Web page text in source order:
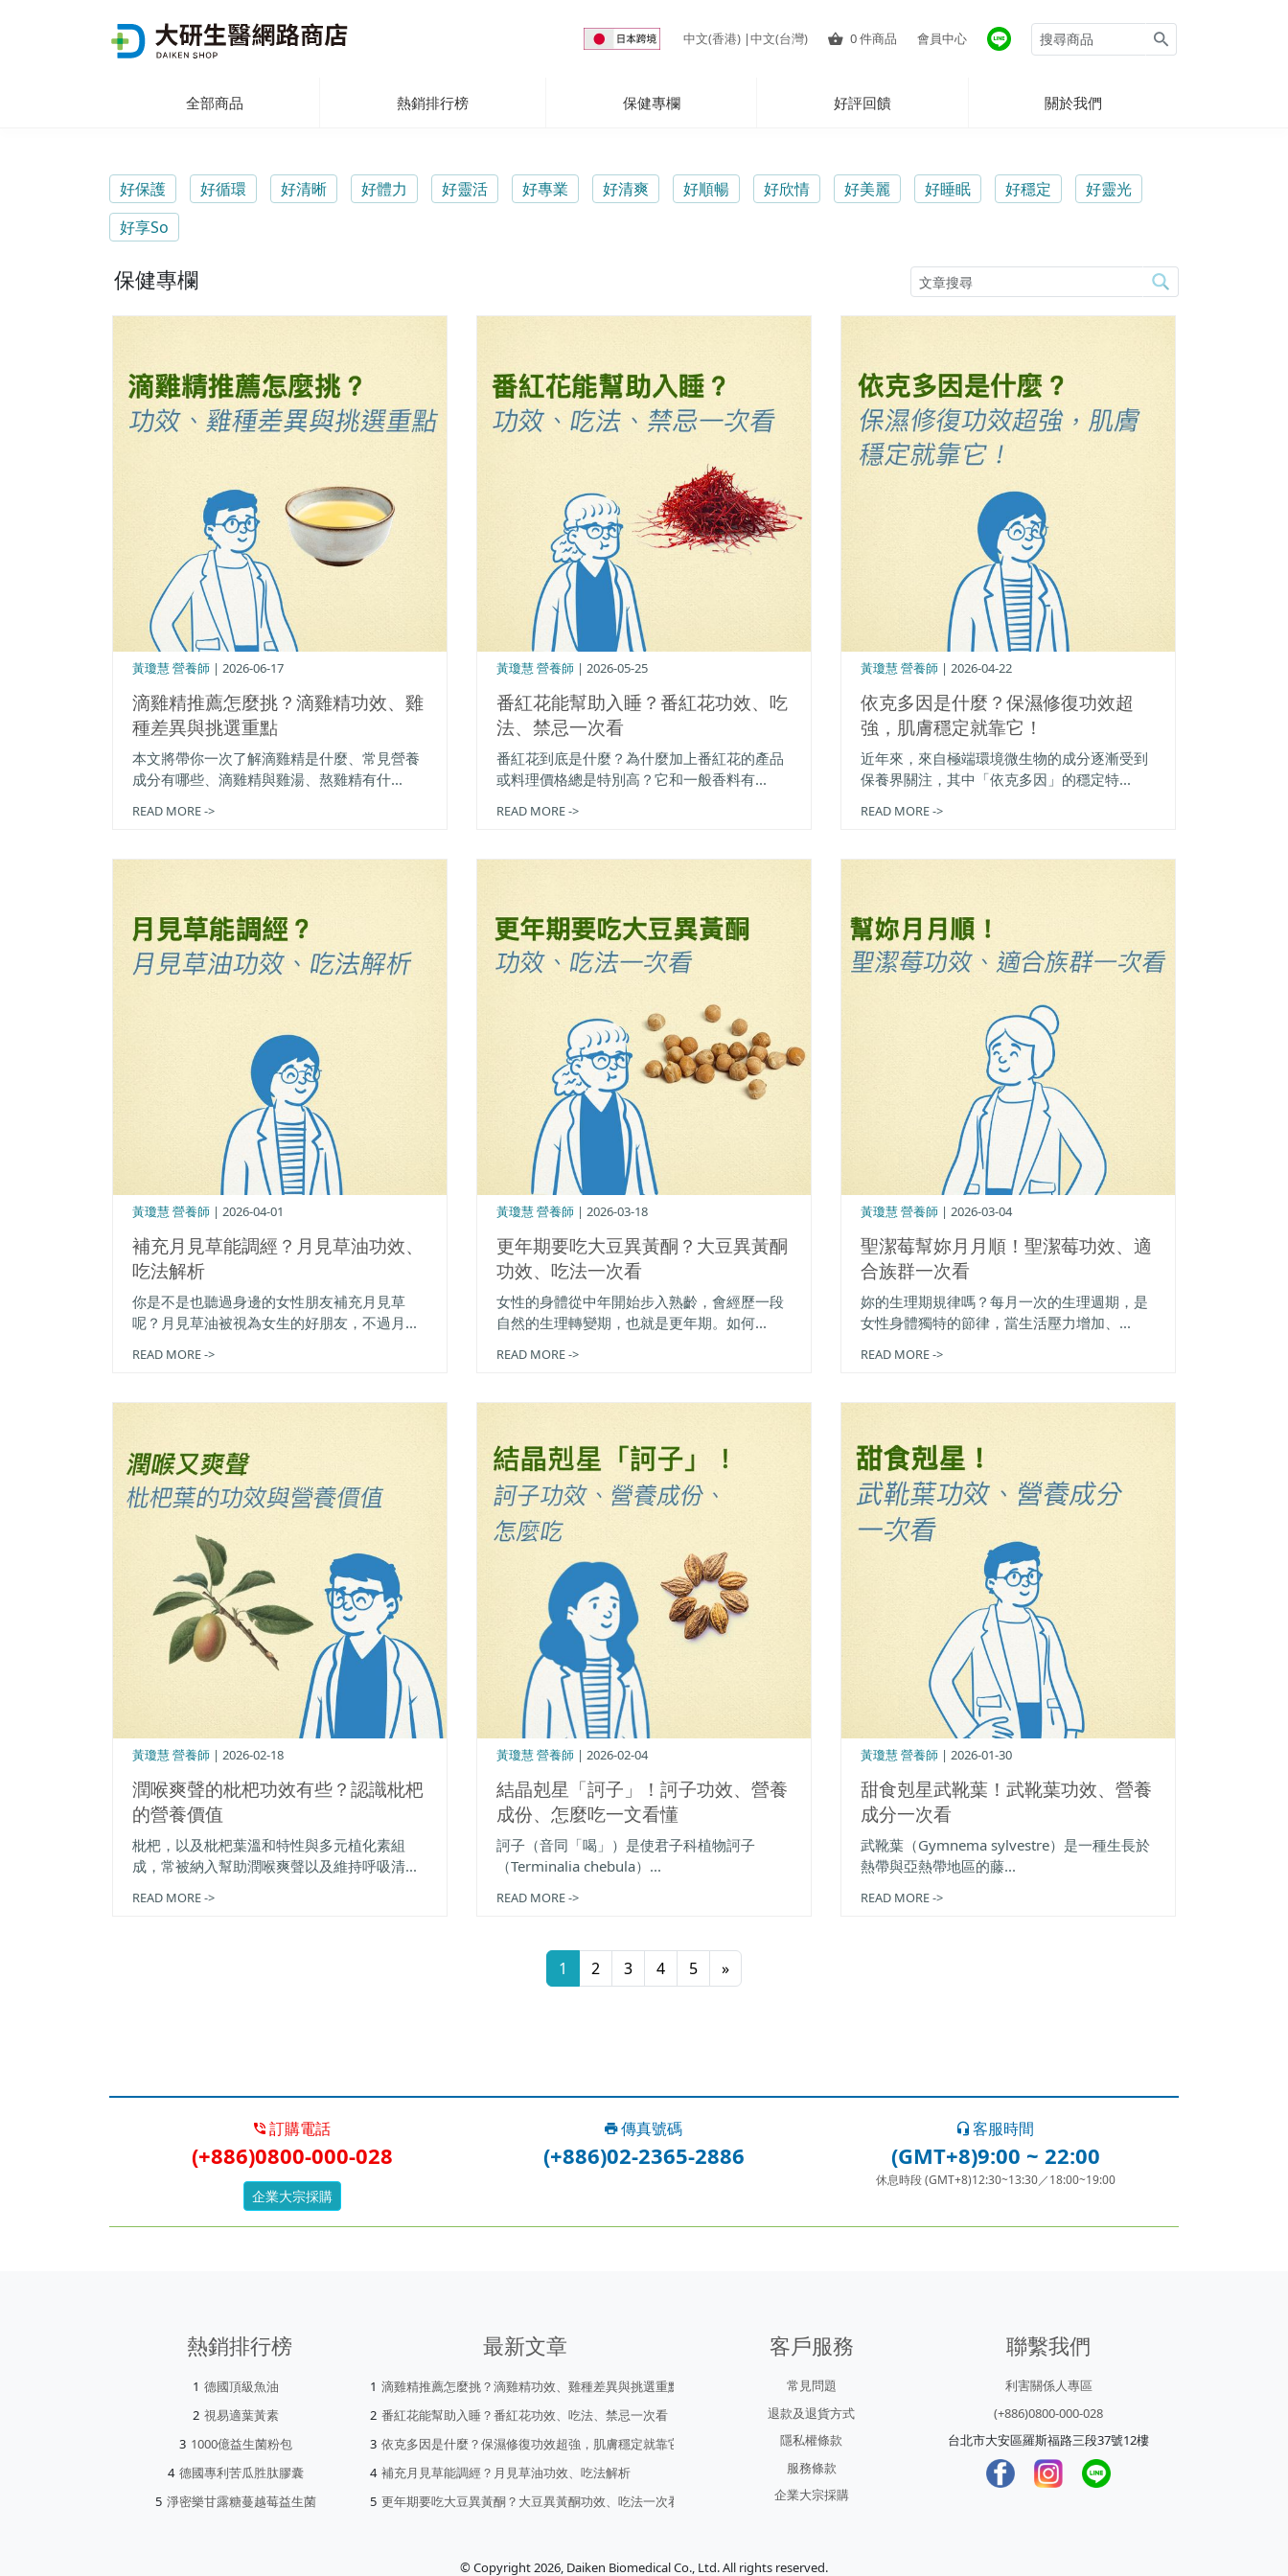
中文(香港) |中文(台灣) 0件商品 會員中心
全部商品 熱銷排行榜 保健專欄 好評回饋 關於我們
好保護 好循環 好清晰 好體力 好靈活 好專業 好清爽 好順暢 好欣情 好美麗 好睡眠 好穩定
好靈光
好享So
保健專欄
滴雞精推薦怎麼挑？滴雞精功效、雞
種差異與挑選重點
黃瓊慧 營養師 | 2026-06-17
本文將帶你一次了解滴雞精是什麼、常見營養
成分有哪些、滴雞精與雞湯、熬雞精有什...
READ MORE ->
番紅花能幫助入睡？番紅花功效、吃
法、禁忌一次看
黃瓊慧 營養師 | 2026-05-25
番紅花到底是什麼？為什麼加上番紅花的產品
或料理價格總是特別高？它和一般香料有...
READ MORE ->
依克多因是什麼？保濕修復功效超
強，肌膚穩定就靠它！
黃瓊慧 營養師 | 2026-04-22
近年來，來自極端環境微生物的成分逐漸受到
保養界關注，其中「依克多因」的穩定特...
READ MORE ->
補充月見草能調經？月見草油功效、
吃法解析
黃瓊慧 營養師 | 2026-04-01
你是不是也聽過身邊的女性朋友補充月見草
呢？月見草油被視為女生的好朋友，不過月...
READ MORE ->
更年期要吃大豆異黃酮？大豆異黃酮
功效、吃法一次看
黃瓊慧 營養師 | 2026-03-18
女性的身體從中年開始步入熟齡，會經歷一段
自然的生理轉變期，也就是更年期。如何...
READ MORE ->
聖潔莓幫妳月月順！聖潔莓功效、適
合族群一次看
黃瓊慧 營養師 | 2026-03-04
妳的生理期規律嗎？每月一次的生理週期，是
女性身體獨特的節律，當生活壓力增加、...
READ MORE ->
潤喉爽聲的枇杷功效有些？認識枇杷
的營養價值
黃瓊慧 營養師 | 2026-02-18
枇杷，以及枇杷葉溫和特性與多元植化素組
成，常被納入幫助潤喉爽聲以及維持呼吸清...
READ MORE ->
結晶剋星「訶子」！訶子功效、營養
成份、怎麼吃一文看懂
黃瓊慧 營養師 | 2026-02-04
訶子（音同「喝」）是使君子科植物訶子
（Terminalia chebula）...
READ MORE ->
甜食剋星武靴葉！武靴葉功效、營養
成分一次看
黃瓊慧 營養師 | 2026-01-30
武靴葉（Gymnema sylvestre）是一種生長於
熱帶與亞熱帶地區的藤...
READ MORE ->
1 2 3 4 5 »
訂購電話
(+886)0800-000-028
企業大宗採購
傳真號碼
(+886)02-2365-2886
客服時間
(GMT+8)9:00 ~ 22:00
休息時段 (GMT+8)12:30~13:30／18:00~19:00
熱銷排行榜
德國頂級魚油
視易適葉黃素
1000億益生菌粉包
德國專利苦瓜胜肽膠囊
淨密樂甘露糖蔓越莓益生菌
最新文章
滴雞精推薦怎麼挑？滴雞精功效、雞種差異與挑選重點
番紅花能幫助入睡？番紅花功效、吃法、禁忌一次看
依克多因是什麼？保濕修復功效超強，肌膚穩定就靠它！
補充月見草能調經？月見草油功效、吃法解析
更年期要吃大豆異黃酮？大豆異黃酮功效、吃法一次看
客戶服務
常見問題
退款及退貨方式
隱私權條款
服務條款
企業大宗採購
聯繫我們
利害關係人專區
(+886)0800-000-028
台北市大安區羅斯福路三段37號12樓
© Copyright 2026, Daiken Biomedical Co., Ltd. All rights reserved.